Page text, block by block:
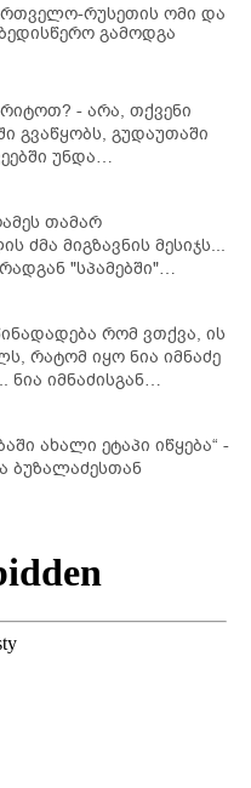
რუსეთის ომი და
გამოდგა
- არა, თქვენი
გვაწყობს, გუდაუთაში
უნდა
თამარ
ძმა მიგზავნის მესიჯს...
"სპამებში"
ნია იმნაძის ბიძამ
რომ ვთქვა, ის
რატომ იყო ნია იმნაძე
ნია იმნაძისგან
ეს" - რას
ახალი ეტაპი იწყება“ -
ბუზალაძესთან